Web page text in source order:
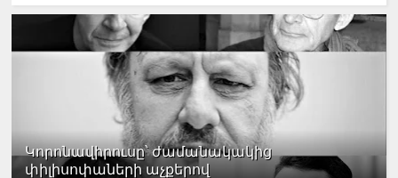
Կորոնավիրուսը՝ ժամանակակից
փիլիսոփաների աչքերով